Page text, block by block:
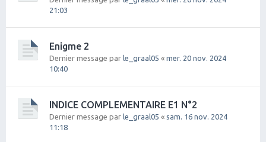
21:03
Enigme 2
Dernier message par le_graal05 « mer. 20 nov. 2024
10:40
INDICE COMPLEMENTAIRE E1 N°2
Dernier message par le_graal05 « sam. 16 nov. 2024
11:18